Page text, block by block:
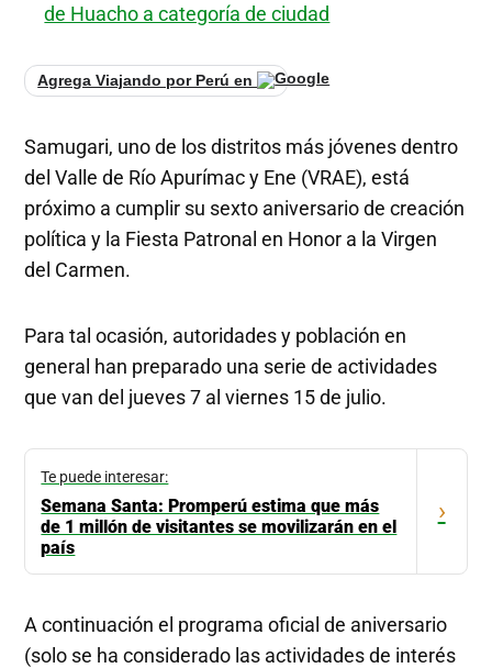
de Huacho a categoría de ciudad
Agrega Viajando por Perú en
Samugari, uno de los distritos más jóvenes dentro
del Valle de Río Apurímac y Ene (VRAE), está
próximo a cumplir su sexto aniversario de creación
política y la Fiesta Patronal en Honor a la Virgen
del Carmen.
Para tal ocasión, autoridades y población en
general han preparado una serie de actividades
que van del jueves 7 al viernes 15 de julio.
Te puede interesar:
Semana Santa: Promperú estima que más
de 1 millón de visitantes se movilizarán en el
país
›
A continuación el programa oficial de aniversario
(solo se ha considerado las actividades de interés